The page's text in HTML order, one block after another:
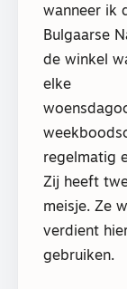
wanneer ik
Bulgaarse
de winkel
elke
regelmatig
Zij heeft
meisje. Ze
verdient
gebruiken.